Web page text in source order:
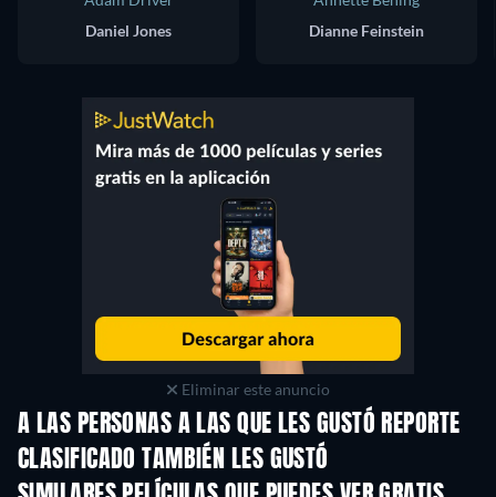
Daniel Jones
Dianne Feinstein
Eliminar este anuncio
A LAS PERSONAS A LAS QUE LES GUSTÓ REPORTE
CLASIFICADO TAMBIÉN LES GUSTÓ